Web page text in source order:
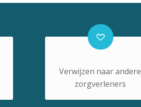
Verwijzen naar andere
zorgverleners